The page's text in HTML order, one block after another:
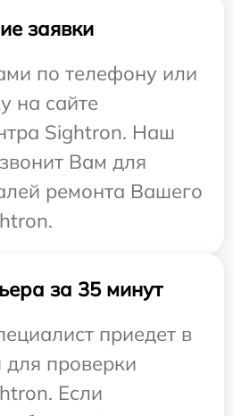
заявки
по телефону или
на сайте
Sightron. Наш
Вам для
ремонта Вашего
за 35 минут
приедет в
проверки
Если